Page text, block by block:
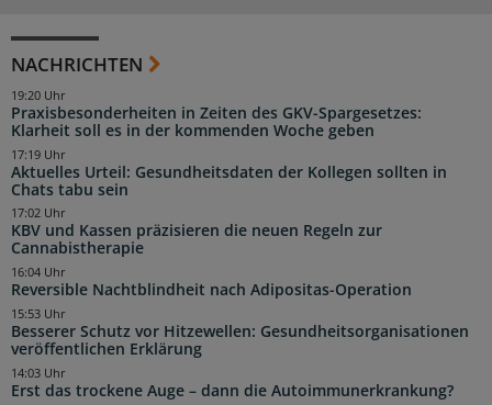
NACHRICHTEN
Praxisbesonderheiten in Zeiten des GKV-Spargesetzes:
Klarheit soll es in der kommenden Woche geben
19:20 Uhr
Aktuelles Urteil: Gesundheitsdaten der Kollegen sollten in
Chats tabu sein
17:19 Uhr
KBV und Kassen präzisieren die neuen Regeln zur
Cannabistherapie
17:02 Uhr
Reversible Nachtblindheit nach Adipositas-Operation
16:04 Uhr
Besserer Schutz vor Hitzewellen: Gesundheitsorganisationen
veröffentlichen Erklärung
15:53 Uhr
Erst das trockene Auge – dann die Autoimmunerkrankung?
14:03 Uhr